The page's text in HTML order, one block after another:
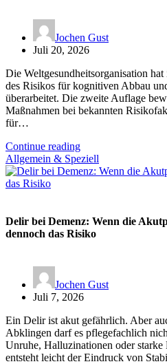
Jochen Gust
Juli 20, 2026
Die Weltgesundheitsorganisation
des Risikos für kognitiven Abbau
überarbeitet. Die zweite Auflage
Maßnahmen bei bekannten
für…
Continue reading
Allgemein & Speziell
Delir bei Demenz: Wenn die
dennoch das Risiko
Jochen Gust
Juli 7, 2026
Ein Delir ist akut gefährlich. Aber
Abklingen darf es pflegefachlich
Unruhe, Halluzinationen oder starke
entsteht leicht der Eindruck von